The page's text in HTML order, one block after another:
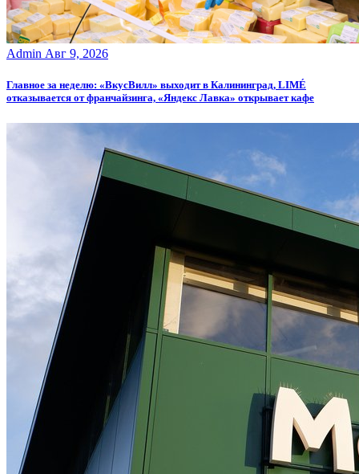
Admin Авг 9, 2026
Главное за неделю: «ВкусВилл» выходит в Калининград, LIMÉ
отказывается от франчайзинга, «Яндекс Лавка» открывает кафе